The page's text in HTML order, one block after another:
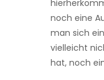
noch eine
man sich
vielleicht
hat, noch